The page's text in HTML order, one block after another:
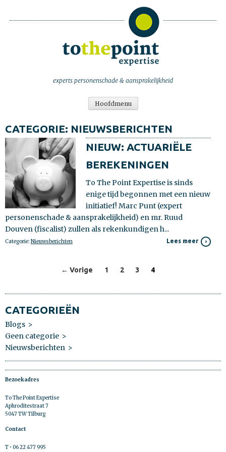
experts personenschade & aansprakelijkheid
Hoofdmenu
CATEGORIE: NIEUWSBERICHTEN
NIEUW: ACTUARIËLE
BEREKENINGEN
To The Point Expertise is sinds
enige tijd begonnen met een nieuw
initiatief! Marc Punt (expert
personenschade & aansprakelijkheid) en mr. Ruud
Douven (fiscalist) zullen als rekenkundigen h...
Categorie: Nieuwsberichten Lees meer
← Vorige 1 2 3 4
CATEGORIEËN
Blogs
Geen categorie
Nieuwsberichten
Bezoekadres
To The Point Expertise
Aphroditestraat 7
5047 TW Tilburg
Contact
T • 06 22 477 995